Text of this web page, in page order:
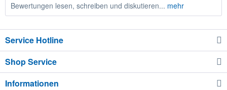
Bewertungen lesen, schreiben und diskutieren... mehr
Service Hotline
Shop Service
Informationen